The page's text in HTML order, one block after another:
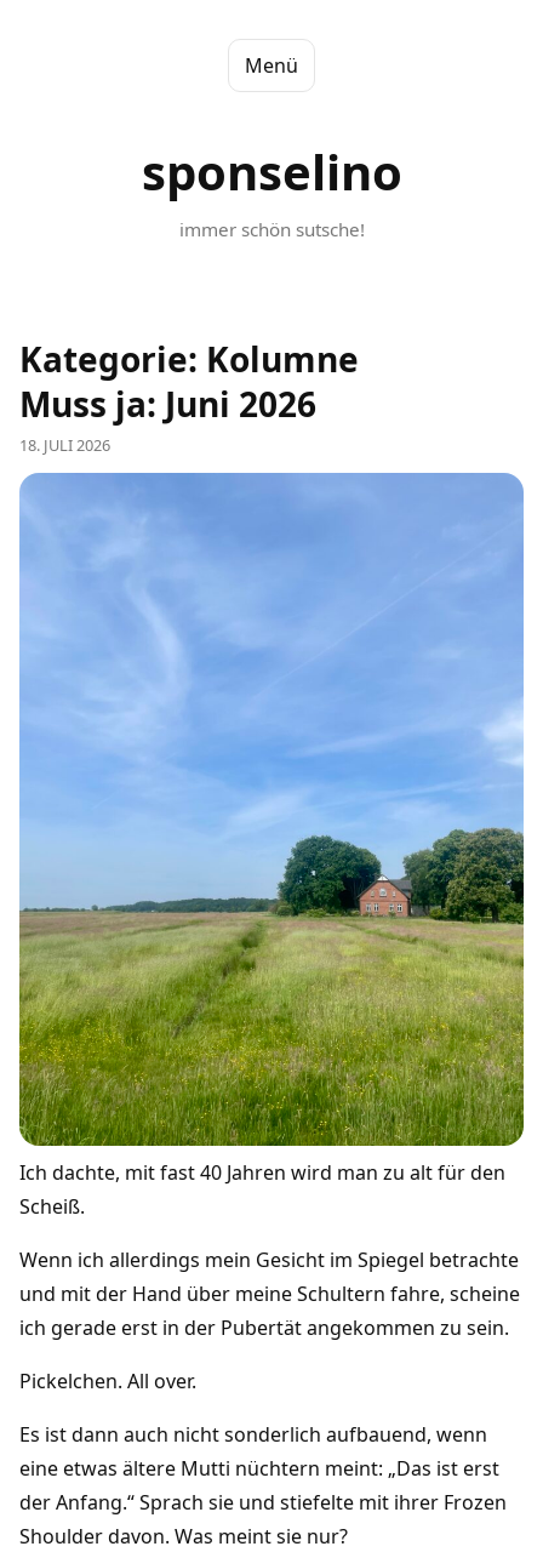
Menü
sponselino
immer schön sutsche!
Kategorie: Kolumne
Muss ja: Juni 2026
18. JULI 2026
Ich dachte, mit fast 40 Jahren wird man zu alt für den
Scheiß.
Wenn ich allerdings mein Gesicht im Spiegel betrachte
und mit der Hand über meine Schultern fahre, scheine
ich gerade erst in der Pubertät angekommen zu sein.
Pickelchen. All over.
Es ist dann auch nicht sonderlich aufbauend, wenn
eine etwas ältere Mutti nüchtern meint: „Das ist erst
der Anfang.“ Sprach sie und stiefelte mit ihrer Frozen
Shoulder davon. Was meint sie nur?